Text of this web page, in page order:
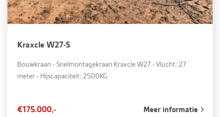
Kraxcle W27-S
Bouwkraan - Snelmontagekraan Kraxcle W27 - Vlucht: 27
meter - Hijscapaciteit: 2500KG
€175.000,- Meer informatie